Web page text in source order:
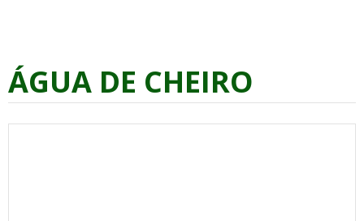
ÁGUA DE CHEIRO